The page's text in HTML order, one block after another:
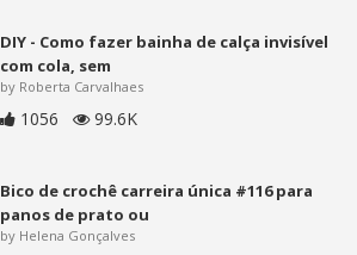
DIY - Como fazer bainha de calça invisível
com cola, sem
by Roberta Carvalhaes
1056 99.6K
Bico de crochê carreira única #116 para
panos de prato ou
by Helena Gonçalves